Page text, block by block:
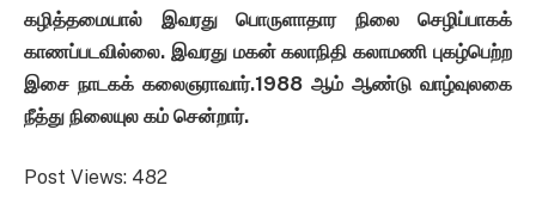
கழித்தமையால் இவரது பொருளாதார நிலை செழிப்பாகக்
காணப்படவில்லை. இவரது மகன் கலாநிதி கலாமணி புகழ்பெற்ற
இசை நாடகக் கலைஞராவார்.1988 ஆம் ஆண்டு வாழ்வுலகை
நீத்து நிலையுல கம் சென்றார்.
Post Views: 482